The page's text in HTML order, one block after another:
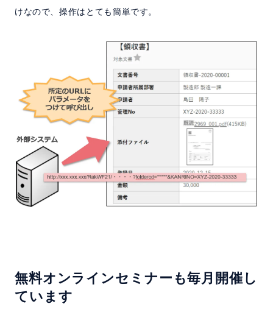
けなので、操作はとても簡単です。
無料オンラインセミナーも毎月開催し
ています